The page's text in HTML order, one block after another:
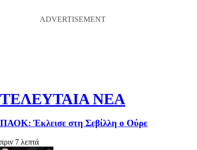
ΤΕΛΕΥΤΑΙΑ ΝΕΑ
ΠΑΟΚ: Έκλεισε στη Σεβίλλη ο Ούρε
πριν 7 λεπτά